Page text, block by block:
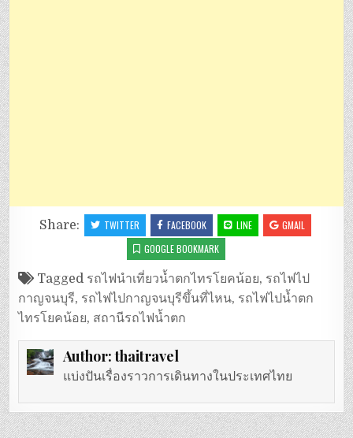
Share: TWITTER FACEBOOK LINE
GMAIL
GOOGLE BOOKMARK
Tagged รถไฟนำเที่ยวน้ำตกไทรโยคน้อย, รถไฟไป
กาญจนบุรี, รถไฟไปกาญจนบุรีขึ้นที่ไหน, รถไฟไปน้ำตก
ไทรโยคน้อย, สถานีรถไฟน้ำตก
Author:thaitravel
แบ่งปันเรื่องราวการเดินทางในประเทศไทย